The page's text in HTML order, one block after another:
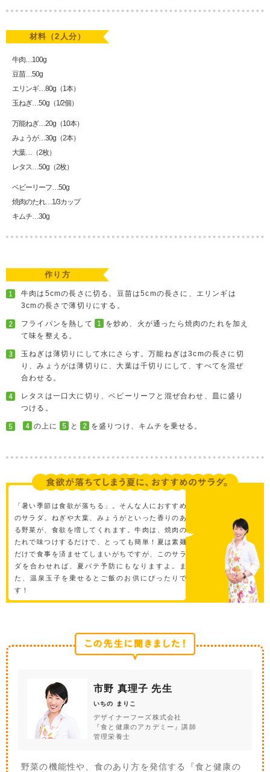
材料（2人分）
牛肉…100g
豆苗…50g
エリンギ…80g（1本）
玉ねぎ…50g（1/2個）
万能ねぎ…20g（10本）
みょうが…30g（2本）
大葉…（2枚）
レタス…50g（2枚）
ベビーリーフ…50g
焼肉のたれ…1/3カップ
キムチ…30g
作り方
牛肉は5cmの長さに切る。豆苗は5cmの長さに、エリンギは
3cmの長さで薄切りにする。
フライパンを熱して
を炒め、火が通ったら焼肉のたれを加え
て味を整える。
玉ねぎは薄切りにして水にさらす。万能ねぎは3cmの長さに切
り、みょうがは薄切りに、大葉は千切りにして、すべてを混ぜ
合わせる。
レタスは一口大に切り、ベビーリーフと混ぜ合わせ、皿に盛り
つける。
の上に と を盛りつけ、キムチを乗せる。
「暑い季節は食欲が落ちる」。そんな人におすすめ
のサラダ。ねぎや大葉、みょうがといった香りのあ
る野菜が、食欲を増してくれます。牛肉は、焼肉の
たれで味つけするだけで、とっても簡単！夏は素麺
だけで食事を済ませてしまいがちですが、このサラ
ダを合わせれば、夏バテ予防にもなりますよ。ま
た、温泉玉子を乗せるとご飯のお供にぴったりで
す！
市野 真理子 先生
いちの まりこ
デザイナーフーズ株式会社
『食と健康のアカデミー』講師
管理栄養士
野菜の機能性や、食のあり方を発信する『食と健康の